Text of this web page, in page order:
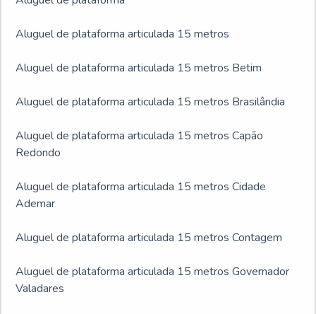
Aluguel de plataforma articulada 15 metros
Aluguel de plataforma articulada 15 metros Betim
Aluguel de plataforma articulada 15 metros Brasilândia
Aluguel de plataforma articulada 15 metros Capão
Redondo
Aluguel de plataforma articulada 15 metros Cidade
Ademar
Aluguel de plataforma articulada 15 metros Contagem
Aluguel de plataforma articulada 15 metros Governador
Valadares